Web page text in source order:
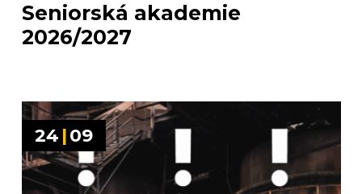
Seniorská akademie
2026/2027
24 |09